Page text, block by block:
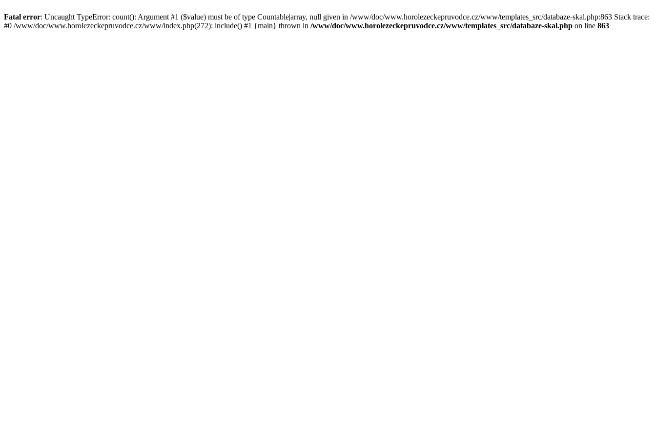
Fatal error: Uncaught TypeError: count(): Argument #1 ($value) must be of type Countable|array, null given in /www/doc/www.horolezeckepruvodce.cz/www/templates_src/databaze-skal.php:863 Stack trace:
#0 /www/doc/www.horolezeckepruvodce.cz/www/index.php(272): include() #1 {main} thrown in /www/doc/www.horolezeckepruvodce.cz/www/templates_src/databaze-skal.php on line 863